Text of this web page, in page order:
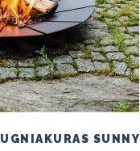
UGNIAKURAS SUNNY